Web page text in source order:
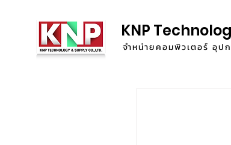
KNP
จำหน่ายคอมพิวเตอร์ อุป